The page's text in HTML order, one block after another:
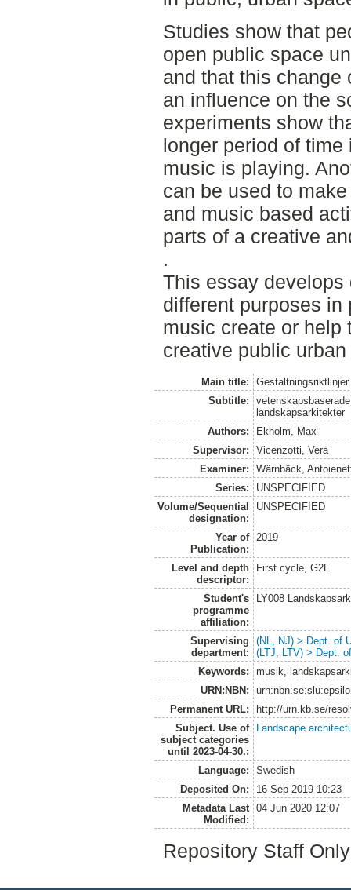
Studies show that
open public space
and that this change
an influence on the
experiments show
longer period of
music is playing.
can be used to
and music based
parts of a creative
.
This essay
different purposes
music create or help
creative public
Main title:
Subtitle:
landskapsarkitekter
Authors:
Ekholm, Max
Supervisor:
Vicenzotti, Vera
Examiner:
Wärnbäck,
Series:
UNSPECIFIED
Volume/Sequential
designation:
UNSPECIFIED
Year of
Publication:
2019
Level and depth
descriptor:
First cycle, G2E
Student's
programme
affiliation:
LY008
Supervising
department:
(NL, NJ) > Dept. of
(LTJ, LTV) > Dept.
Keywords:
musik,
URN:NBN:
Permanent URL:
http://urn.kb.se/
Subject. Use of
subject categories
until 2023-04-30.:
Landscape
Language:
Swedish
Deposited On:
16 Sep 2019 10:23
Metadata Last
Modified:
04 Jun 2020 12:07
Repository Staff